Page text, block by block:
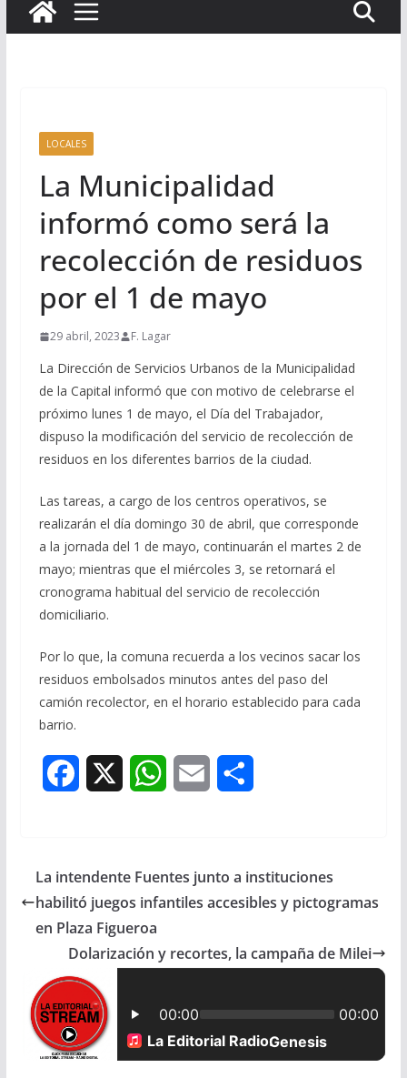
LOCALES
La Municipalidad
informó como será la
recolección de residuos
por el 1 de mayo
29 abril, 2023 F. Lagar
La Dirección de Servicios Urbanos de la Municipalidad
de la Capital informó que con motivo de celebrarse el
próximo lunes 1 de mayo, el Día del Trabajador,
dispuso la modificación del servicio de recolección de
residuos en los diferentes barrios de la ciudad.
Las tareas, a cargo de los centros operativos, se
realizarán el día domingo 30 de abril, que corresponde
a la jornada del 1 de mayo, continuarán el martes 2 de
mayo; mientras que el miércoles 3, se retornará el
cronograma habitual del servicio de recolección
domiciliario.
Por lo que, la comuna recuerda a los vecinos sacar los
residuos embolsados minutos antes del paso del
camión recolector, en el horario establecido para cada
barrio.
e
o
o
k
W
t
A
i
r
La intendente Fuentes junto a instituciones
habilitó juegos infantiles accesibles y pictogramas
en Plaza Figueroa
Dolarización y recortes, la campaña de Milei